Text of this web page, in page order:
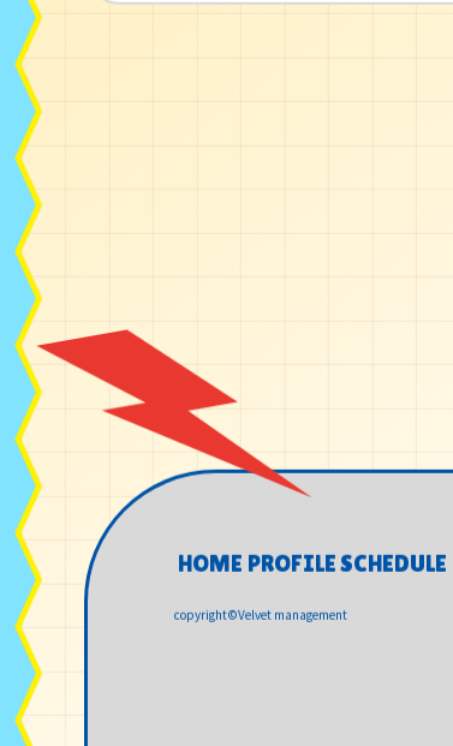
HOME
HOME
PROFILE
PROFILE
SCHEDULE
SCHEDULE
copyright©Velvet management